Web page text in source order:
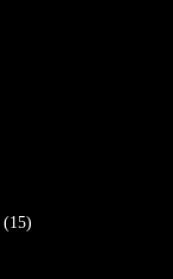
(15)